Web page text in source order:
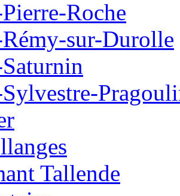
Roche
sur-Durolle
Tallende